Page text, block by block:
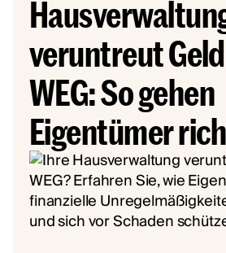
veruntreut
WEG: So gehen
Eigentümer